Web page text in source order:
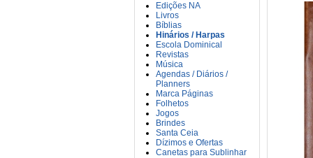
Edições NA
Livros
Bíblias
Hinários / Harpas
Escola Dominical
Revistas
Música
Agendas / Diários /
Planners
Marca Páginas
Folhetos
Jogos
Brindes
Santa Ceia
Dízimos e Ofertas
Canetas para Sublinhar